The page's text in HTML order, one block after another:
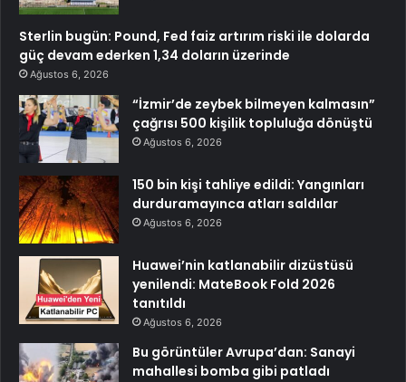
Sterlin bugün: Pound, Fed faiz artırım riski ile dolarda
güç devam ederken 1,34 doların üzerinde
Ağustos 6, 2026
“İzmir’de zeybek bilmeyen kalmasın”
çağrısı 500 kişilik topluluğa dönüştü
Ağustos 6, 2026
150 bin kişi tahliye edildi: Yangınları
durduramayınca atları saldılar
Ağustos 6, 2026
Huawei’nin katlanabilir dizüstüsü
yenilendi: MateBook Fold 2026
tanıtıldı
Ağustos 6, 2026
Bu görüntüler Avrupa’dan: Sanayi
mahallesi bomba gibi patladı